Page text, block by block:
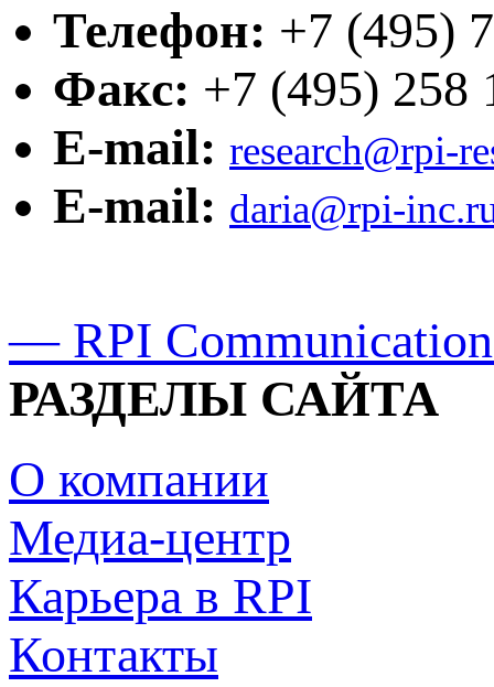
Телефон: +7 (495)
Факс: +7 (495) 258
E-mail: research@rpi-
E-mail: daria@rpi-
— RPI
РАЗДЕЛЫ САЙТА
О компании
Медиа-центр
Карьера в RPI
Контакты